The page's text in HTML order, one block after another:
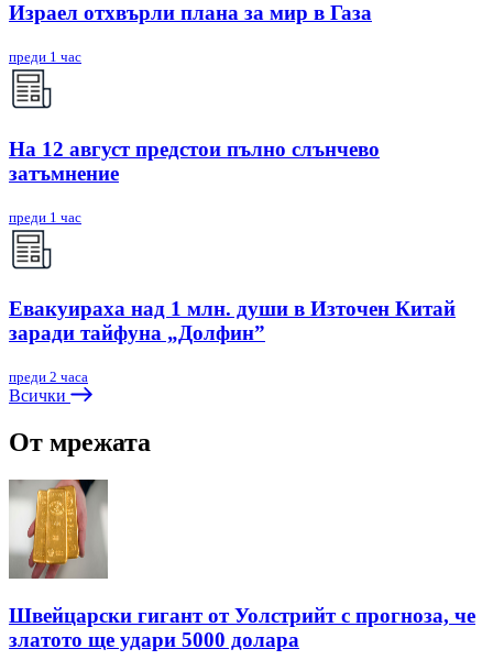
Израел отхвърли плана за мир в Газа
преди 1 час
На 12 август предстои пълно слънчево
затъмнение
преди 1 час
Евакуираха над 1 млн. души в Източен Китай
заради тайфуна „Долфин”
преди 2 часа
Всички
От мрежата
Швейцарски гигант от Уолстрийт с прогноза, че
златото ще удари 5000 долара